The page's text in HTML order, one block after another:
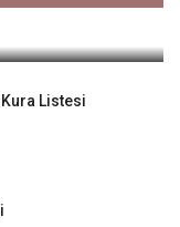
Listesi